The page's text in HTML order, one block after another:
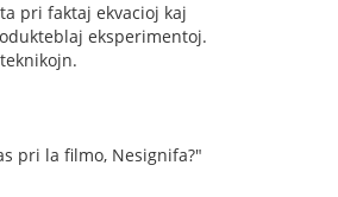
pri faktaj ekvacioj kaj
eksperimentoj.
pri la filmo, Nesignifa?"